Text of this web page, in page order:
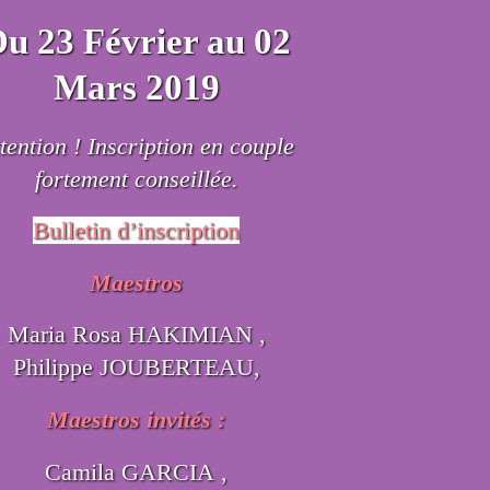
23 Février au 02
Mars 2019
! Inscription en couple
fortement conseillée.
Bulletin d’inscription
Maestros
Maria Rosa HAKIMIAN ,
Philippe JOUBERTEAU,
Maestros invités :
Camila GARCIA ,